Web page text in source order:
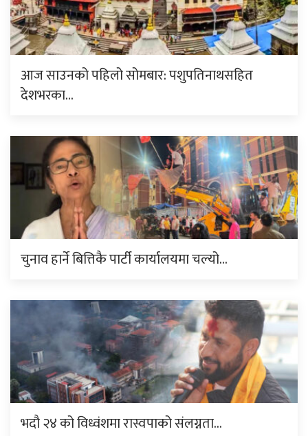
आज साउनको पहिलो सोमबार: पशुपतिनाथसहित
देशभरका…
चुनाव हार्ने बित्तिकै पार्टी कार्यालयमा चल्यो…
भदौ २४ को विध्वंशमा रास्वपाको संलग्नता…